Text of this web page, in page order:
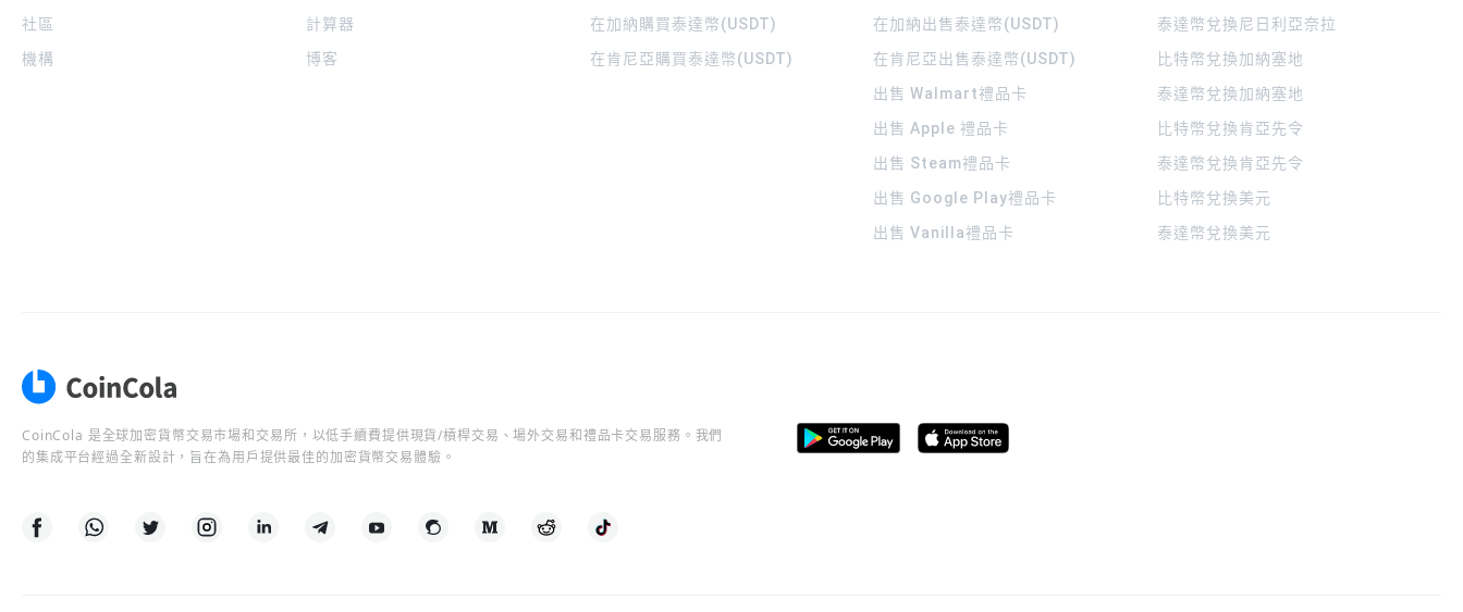
社區
機構
計算器
博客
在加納購買泰達幣(USDT)
在肯尼亞購買泰達幣(USDT)
在加納出售泰達幣(USDT)
在肯尼亞出售泰達幣(USDT)
出售 Walmart禮品卡
出售 Apple 禮品卡
出售 Steam禮品卡
出售 Google Play禮品卡
出售 Vanilla禮品卡
泰達幣兌換尼日利亞奈拉
比特幣兌換加納塞地
泰達幣兌換加納塞地
比特幣兌換肯亞先令
泰達幣兌換肯亞先令
比特幣兌換美元
泰達幣兌換美元
CoinCola 是全球加密貨幣交易市場和交易所，以低手續費提供現貨/槓桿交易、場外交易和禮品卡交易服務。我們
的集成平台經過全新設計，旨在為用戶提供最佳的加密貨幣交易體驗。